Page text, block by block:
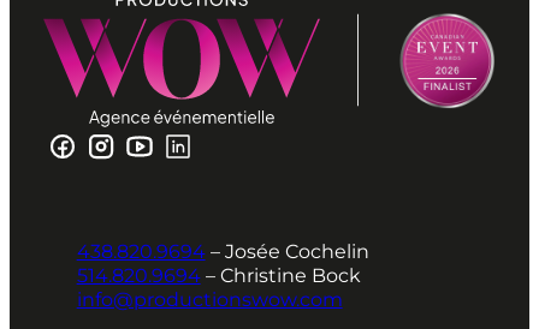
438.820.9694– Josée Cochelin
514.820.9694– Christine Bock
info@productionswow.com